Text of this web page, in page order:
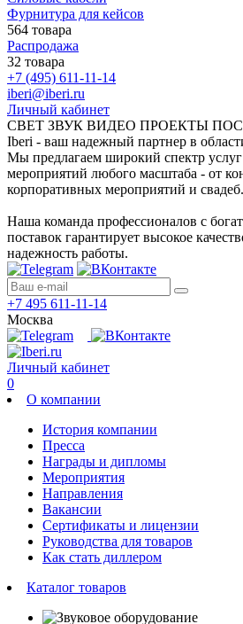
Фурнитура для кейсов
564 товара
Распродажа
32 товара
+7 (495) 611-11-14
iberi@iberi.ru
Личный кабинет
СВЕТ ЗВУК ВИДЕО ПРОЕКТЫ
Iberi - ваш надежный партнер в
Мы предлагаем широкий спектр
мероприятий любого масштаба - от
корпоративных мероприятий и свадеб.
Наша команда профессионалов с
поставок гарантирует высокое
надежность работы.
+7 495 611-11-14
Москва
Личный кабинет
0
О компании
История компании
Пресса
Награды и дипломы
Мероприятия
Направления
Вакансии
Сертификаты и лицензии
Руководства для товаров
Как стать диллером
Каталог товаров